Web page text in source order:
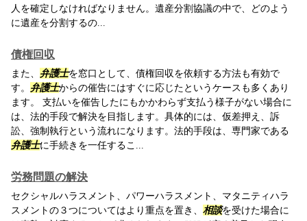
人を確定しなければなりません。遺産分割協議の中で、どのよう
に遺産を分割するの...
債権回収
また、 弁護士を窓口として、債権回収を依頼する方法も有効で
す。 弁護士からの催告にはすぐに応じたというケースも多くあり
ます。 支払いを催告したにもかかわらず支払う様子がない場合に
は、法的手段で解決を目指します。具体的には、仮差押え、訴
訟、強制執行という流れになります。法的手段は、専門家である
弁護士に手続きを一任するこ...
労務問題の解決
セクシャルハラスメント、パワーハラスメント、マタニティハラ
スメントの３つについてはより重点を置き、 相談を受けた場合に